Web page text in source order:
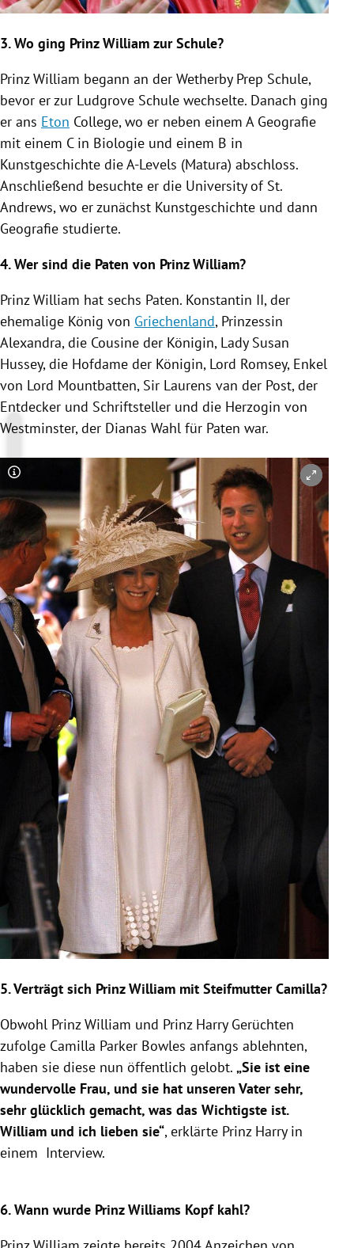
3. Wo ging Prinz William zur Schule?
Prinz William begann an der Wetherby Prep Schule,
bevor er zur Ludgrove Schule wechselte. Danach ging
er ans Eton College, wo er neben einem A Geografie
mit einem C in Biologie und einem B in
Kunstgeschichte die A-Levels (Matura) abschloss.
Anschließend besuchte er die University of St.
Andrews, wo er zunächst Kunstgeschichte und dann
Geografie studierte.
4. Wer sind die Paten von Prinz William?
Prinz William hat sechs Paten. Konstantin II, der
ehemalige König von Griechenland, Prinzessin
Alexandra, die Cousine der Königin, Lady Susan
Hussey, die Hofdame der Königin, Lord Romsey, Enkel
von Lord Mountbatten, Sir Laurens van der Post, der
Entdecker und Schriftsteller und die Herzogin von
Westminster, der Dianas Wahl für Paten war.
Copyright-Hinweis öffnen/schließen
5. Verträgt sich Prinz William mit SteifmutterCamilla?
Obwohl Prinz William und Prinz HarryGerüchten
zufolge Camilla Parker Bowles anfangs ablehnten,
haben sie diese nun öffentlich gelobt. „Sie ist eine
wundervolle Frau, und sie hat unseren Vater sehr,
sehr glücklich gemacht, was das Wichtigste ist.
William und ich lieben sie“, erklärte Prinz Harryin
einem Interview.
6. Wann wurde Prinz Williams Kopf kahl?